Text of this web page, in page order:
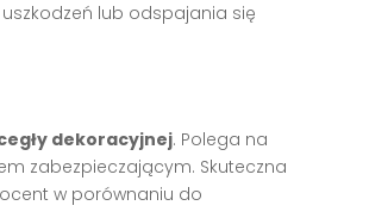
lub odspajania się
dekoracyjnej. Polega na
zabezpieczającym. Skuteczna
w porównaniu do